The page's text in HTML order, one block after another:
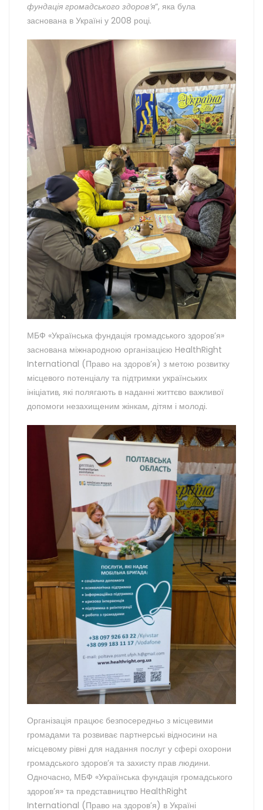
фундація громадського здоров’я“, яка була
заснована в Україні у 2008 році.
МБФ «Українська фундація громадського здоров’я»
заснована міжнародною організацією HealthRight
International (Право на здоров’я) з метою розвитку
місцевого потенціалу та підтримки українських
ініціатив, які полягають в наданні життєво важливої
допомоги незахищеним жінкам, дітям і молоді.
Організація працює безпосередньо з місцевими
громадами та розвиває партнерські відносини на
місцевому рівні для надання послуг у сфері охорони
громадського здоров’я та захисту прав людини.
Одночасно, МБФ «Українська фундація громадського
здоров’я» та представництво HealthRight
International (Право на здоров’я) в Україні